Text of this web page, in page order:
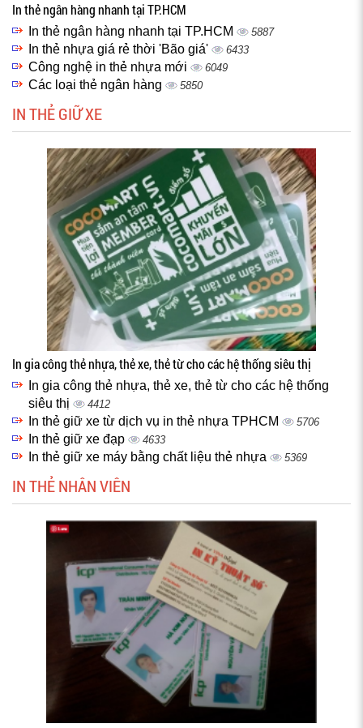
In thẻ ngân hàng nhanh tại TP.HCM
In thẻ ngân hàng nhanh tại TP.HCM 5887
In thẻ nhựa giá rẻ thời 'Bão giá' 6433
Công nghệ in thẻ nhựa mới 6049
Các loại thẻ ngân hàng 5850
IN THẺ GIỮ XE
In gia công thẻ nhựa, thẻ xe, thẻ từ cho các hệ thống siêu thị
In gia công thẻ nhựa, thẻ xe, thẻ từ cho các hệ thống
siêu thị
4412
In thẻ giữ xe từ dịch vụ in thẻ nhựa TPHCM 5706
In thẻ giữ xe đạp 4633
In thẻ giữ xe máy bằng chất liệu thẻ nhựa 5369
IN THẺ NHÂN VIÊN